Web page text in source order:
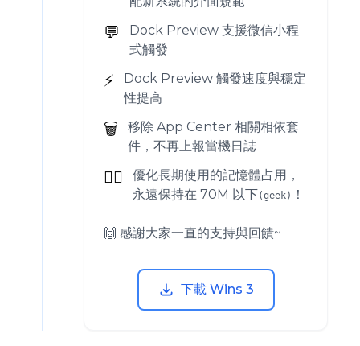
💬
Dock Preview 支援微信小程
式觸發
⚡️
Dock Preview 觸發速度與穩定
性提高
🗑️
移除 App Center 相關相依套
件，不再上報當機日誌
🏄‍♂️
優化長期使用的記憶體占用，
永遠保持在 70M 以下(geek) ！
🙌 感謝大家一直的支持與回饋~
下載 Wins 3